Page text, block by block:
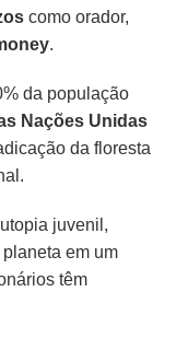
como orador,
.
da população
Nações Unidas
da floresta
juvenil,
em um
têm